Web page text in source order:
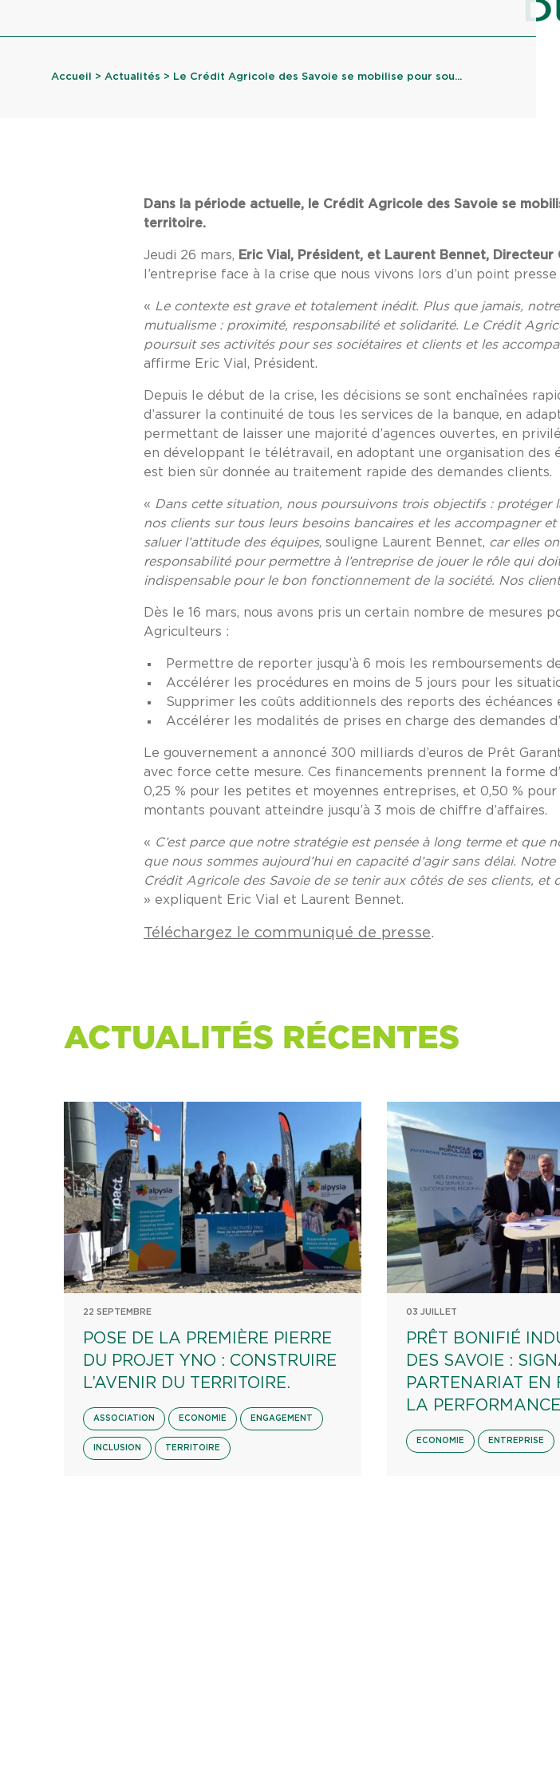
Accueil > Actualités > Le Crédit Agricole des Savoie se mobilise pour sou...
Dans la période actuelle, le Crédit Agricole des Savoie se
territoire.
Jeudi 26 mars, Eric Vial, Président, et Laurent Bennet, Directeur
l’entreprise face à la crise que nous vivons lors d’un point presse
« Le contexte est grave et totalement inédit. Plus que jamais,
mutualisme : proximité, responsabilité et solidarité. Le Crédit
poursuit ses activités pour ses sociétaires et clients et les
affirme Eric Vial, Président.
Depuis le début de la crise, les décisions se sont enchaînées
d’assurer la continuité de tous les services de la banque, en
permettant de laisser une majorité d’agences ouvertes, en
en développant le télétravail, en adoptant une organisation des
est bien sûr donnée au traitement rapide des demandes clients.
« Dans cette situation, nous poursuivons trois objectifs : protéger
nos clients sur tous leurs besoins bancaires et les accompagner
saluer l’attitude des équipes, souligne Laurent Bennet, car elles
responsabilité pour permettre à l’entreprise de jouer le rôle qui
indispensable pour le bon fonctionnement de la société. Nos
Dès le 16 mars, nous avons pris un certain nombre de mesures
Agriculteurs :
Permettre de reporter jusqu’à 6 mois les remboursements
Accélérer les procédures en moins de 5 jours pour les
Supprimer les coûts additionnels des reports des
Accélérer les modalités de prises en charge des demandes
Le gouvernement a annoncé 300 milliards d’euros de Prêt
avec force cette mesure. Ces financements prennent la forme
0,25 % pour les petites et moyennes entreprises, et 0,50 %
montants pouvant atteindre jusqu’à 3 mois de chiffre d’affaires.
« C’est parce que notre stratégie est pensée à long terme et que
que nous sommes aujourd’hui en capacité d’agir sans délai.
Crédit Agricole des Savoie de se tenir aux côtés de ses clients, et
» expliquent Eric Vial et Laurent Bennet.
Téléchargez le communiqué de presse.
ACTUALITÉS RÉCENTES
22 SEPTEMBRE
POSE DE LA PREMIÈRE PIERRE
DU PROJET YNO : CONSTRUIRE
L’AVENIR DU TERRITOIRE.
ASSOCIATION ECONOMIE ENGAGEMENT
INCLUSION TERRITOIRE
03 JUILLET
PRÊT BONIFIÉ
DES SAVOIE :
PARTENARIAT EN
LA
ECONOMIE ENTREPRISE